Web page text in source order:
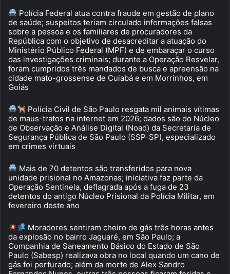
Polícia Federal atua contra fraude em gestão de plano
de saúde; suspeitos teriam circulado informações falsas
sobre a pessoa e os familiares de procuradores da
República com o objetivo de desacreditar a atuação do
Ministério Público Federal (MPF) e de embaraçar o curso
das investigações criminais; durante a Operação Resvelar,
foram cumpridos três mandados de busca e apreensão na
cidade mato-grossense de Cuiabá e em Morrinhos, em
Goiás
Polícia Civil de São Paulo resgata mil animais vítimas
de maus-tratos na internet em 2026; dados são do Núcleo
de Observação e Análise Digital (Noad) da Secretaria de
Segurança Pública de São Paulo (SSP-SP), especializado
em crimes virtuais
Mais de 70 detentos são transferidos para nova
unidade prisional no Amazonas; iniciativa faz parte da
Operação Sentinela, deflagrada após a fuga de 23
detentos do antigo Núcleo Prisional da Polícia Militar, em
fevereiro deste ano
Moradores sentiram cheiro de gás três horas antes
da explosão no bairro Jaguaré, em São Paulo; a
Companhia de Saneamento Básico do Estado de São
Paulo (Sabesp) realizava obra no local quando um cano de
gás foi perfurado; além da morte de Alex Sandro